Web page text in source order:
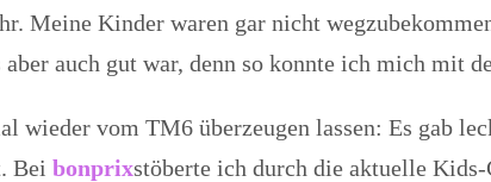
Meine Kinder waren gar nicht
aber auch gut war, denn so konnte ich mich mit
wieder vom TM6 überzeugen lassen: Es gab
Bei bonprixstöberte ich durch die aktuelle